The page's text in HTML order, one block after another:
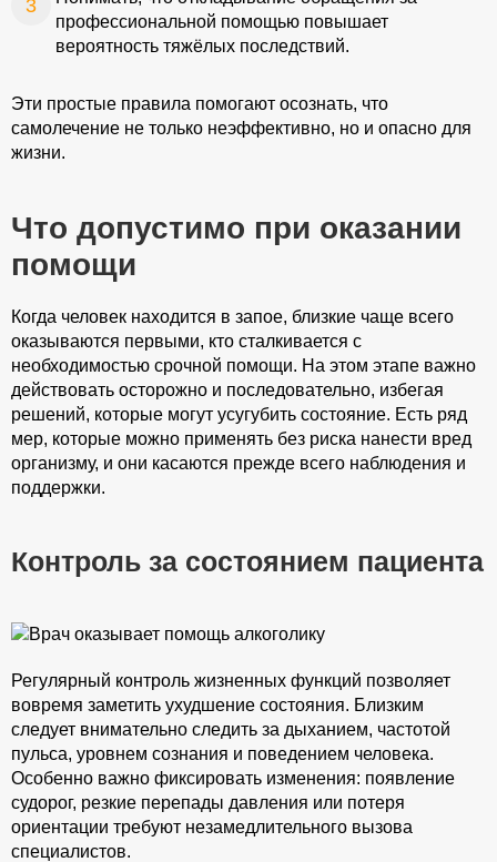
профессиональной помощью повышает
вероятность тяжёлых последствий.
Эти простые правила помогают осознать, что
самолечение не только неэффективно, но и опасно для
жизни.
Что допустимо при оказании
помощи
Когда человек находится в запое, близкие чаще всего
оказываются первыми, кто сталкивается с
необходимостью срочной помощи. На этом этапе важно
действовать осторожно и последовательно, избегая
решений, которые могут усугубить состояние. Есть ряд
мер, которые можно применять без риска нанести вред
организму, и они касаются прежде всего наблюдения и
поддержки.
Контроль за состоянием пациента
Регулярный контроль жизненных функций позволяет
вовремя заметить ухудшение состояния. Близким
следует внимательно следить за дыханием, частотой
пульса, уровнем сознания и поведением человека.
Особенно важно фиксировать изменения: появление
судорог, резкие перепады давления или потеря
ориентации требуют незамедлительного вызова
специалистов.
Мы обеспечиваем полную конфиденциальность
Ваша заявка
отправлена